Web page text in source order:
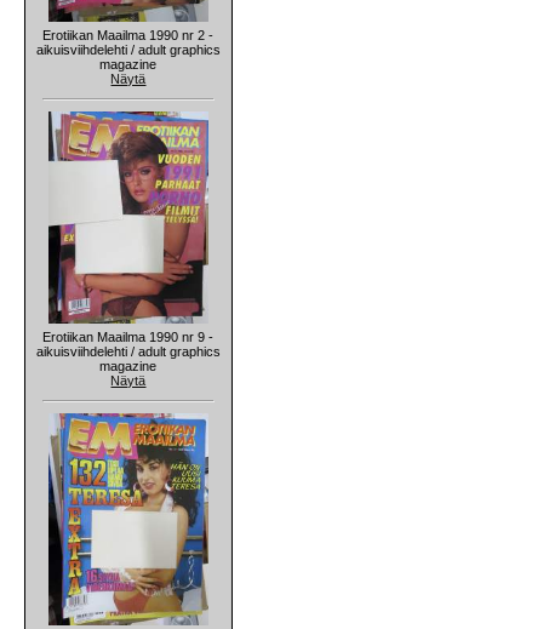
Erotiikan Maailma 1990 nr 2 -
aikuisviihdelehti / adult graphics
magazine
Näytä
Erotiikan Maailma 1990 nr 9 -
aikuisviihdelehti / adult graphics
magazine
Näytä